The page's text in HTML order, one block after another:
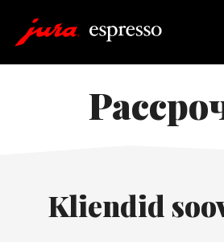
Kliendid